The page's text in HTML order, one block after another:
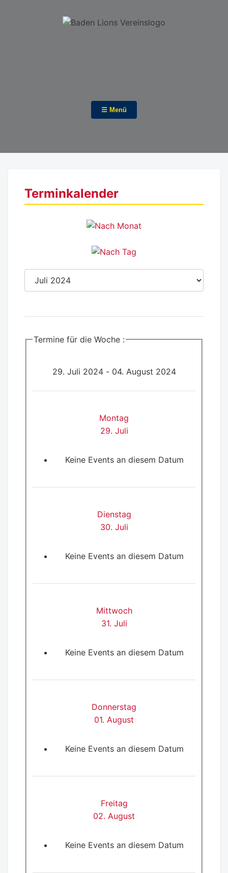
☰ Menü
Terminkalender
Termine für die Woche :
29. Juli 2024 - 04. August 2024
Montag
29. Juli
Keine Events an diesem Datum
Dienstag
30. Juli
Keine Events an diesem Datum
Mittwoch
31. Juli
Keine Events an diesem Datum
Donnerstag
01. August
Keine Events an diesem Datum
Freitag
02. August
Keine Events an diesem Datum